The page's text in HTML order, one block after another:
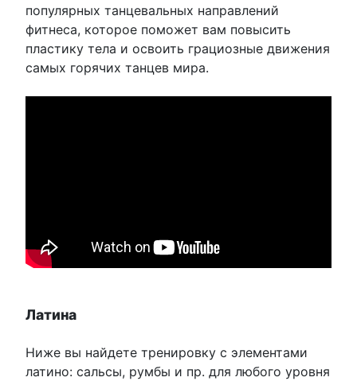
популярных танцевальных направлений
фитнеса, которое поможет вам повысить
пластику тела и освоить грациозные движения
самых горячих танцев мира.
Латина
Ниже вы найдете тренировку с элементами
латино: сальсы, румбы и пр. для любого уровня